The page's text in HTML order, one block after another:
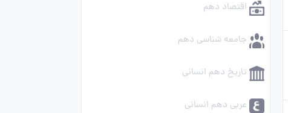
اقتصاد دهم
جامعه شناسی دهم
تاریخ دهم انسانی
عربی دهم انسانی